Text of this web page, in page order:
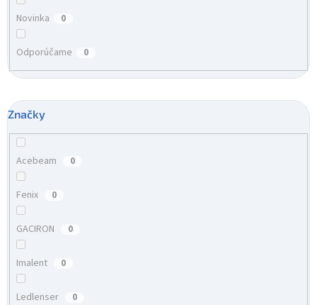
Novinka 0
Odporúčame 0
Značky
Acebeam 0
Fenix 0
GACIRON 0
Imalent 0
Ledlenser 0